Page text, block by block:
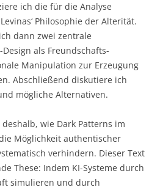
ich die für die Analyse
Philosophie der Alterität.
dann zwei zentrale
als Freundschafts-
Manipulation zur Erzeugung
Abschließend diskutiere ich
mögliche Alternativen.
wie Dark Patterns im
Möglichkeit authentischer
verhindern. Dieser Text
These: Indem KI-Systeme durch
simulieren und durch